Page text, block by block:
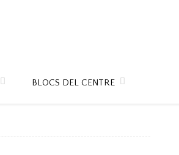
BLOCS DEL CENTRE